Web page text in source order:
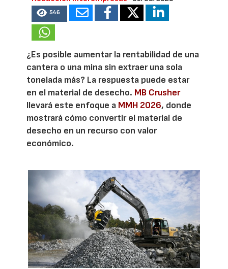
546
¿Es posible aumentar la rentabilidad de una
cantera o una mina sin extraer una sola
tonelada más? La respuesta puede estar
en el material de desecho. MB Crusher
llevará este enfoque a MMH 2026, donde
mostrará cómo convertir el material de
desecho en un recurso con valor
económico.